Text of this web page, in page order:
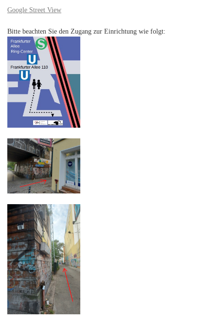
Google Street View
Bitte beachten Sie den Zugang zur Einrichtung wie folgt: